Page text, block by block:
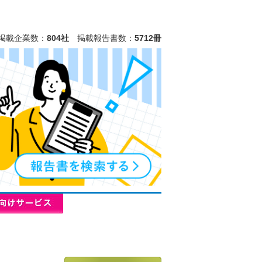
載企業数： 804社 掲載報告書数： 5712冊